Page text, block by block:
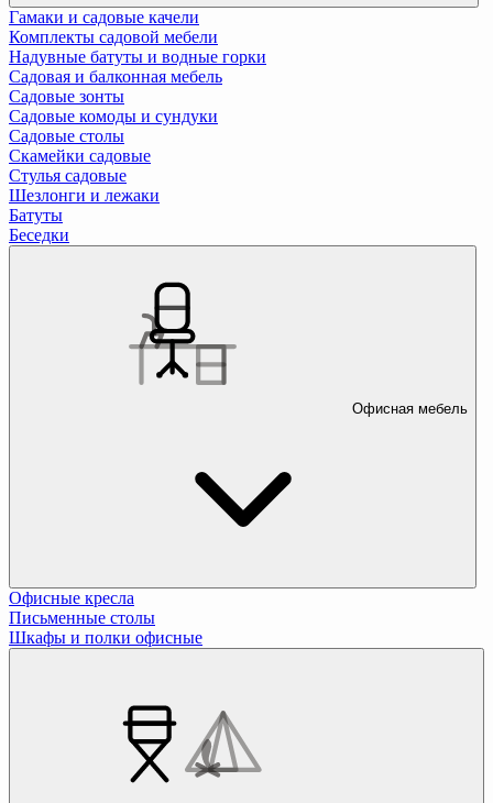
Гамаки и садовые качели
Комплекты садовой мебели
Надувные батуты и водные горки
Садовая и балконная мебель
Садовые зонты
Садовые комоды и сундуки
Садовые столы
Скамейки садовые
Стулья садовые
Шезлонги и лежаки
Батуты
Беседки
Офисная мебель
Офисные кресла
Письменные столы
Шкафы и полки офисные